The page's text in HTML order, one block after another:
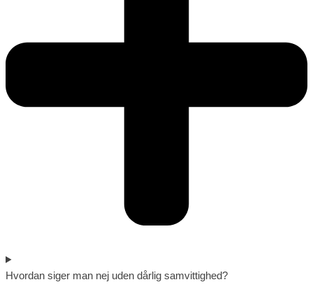
Hvordan siger man nej uden dårlig samvittighed?